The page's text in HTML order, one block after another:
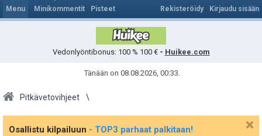
Menu Minikommentit Pisteet Kirjaudu sisään
Rekisteröidy
Vedonlyöntibonus: 100 % 100 € - Huikee.com
Tänään on 08.08.2026, 00:33.
Pitkävetovihjeet
Osallistu kilpailuun - TOP3 parhaat palkitaan!